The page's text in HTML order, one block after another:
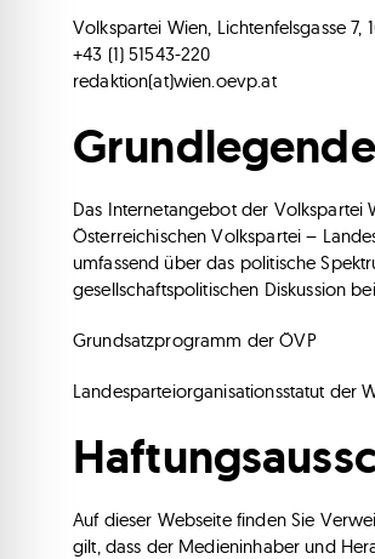
Volkspartei Wien, Lichtenfelsgasse 7,
+43 (1) 51543-220
redaktion(at)wien.oevp.at
Das Internetangebot der Volkspartei
Österreichischen Volkspartei –
umfassend über das politische
gesellschaftspolitischen Diskussion
Grundsatzprogramm der ÖVP
Landesparteiorganisationsstatut der
Auf dieser Webseite finden Sie
gilt, dass der Medieninhaber und